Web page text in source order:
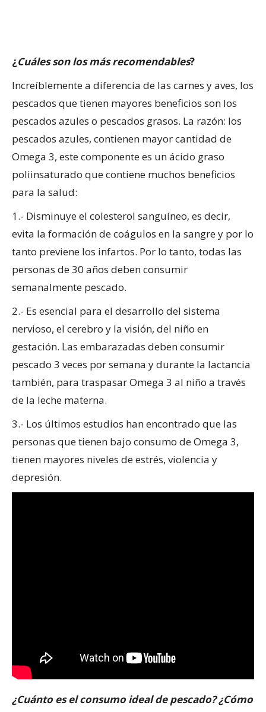
¿Cuáles son los más recomendables?
Increíblemente a diferencia de las carnes y aves, los
pescados que tienen mayores beneficios son los
pescados azules o pescados grasos. La razón: los
pescados azules, contienen mayor cantidad de
Omega 3, este componente es un ácido graso
poliinsaturado que contiene muchos beneficios
para la salud:
1.- Disminuye el colesterol sanguíneo, es decir,
evita la formación de coágulos en la sangre y por lo
tanto previene los infartos. Por lo tanto, todas las
personas de 30 años deben consumir
semanalmente pescado.
2.- Es esencial para el desarrollo del sistema
nervioso, el cerebro y la visión, del niño en
gestación. Las embarazadas deben consumir
pescado 3 veces por semana y durante la lactancia
también, para traspasar Omega 3 al niño a través
de la leche materna.
3.- Los últimos estudios han encontrado que las
personas que tienen bajo consumo de Omega 3,
tienen mayores niveles de estrés, violencia y
depresión.
¿Cuánto es el consumo ideal de pescado? ¿Cómo